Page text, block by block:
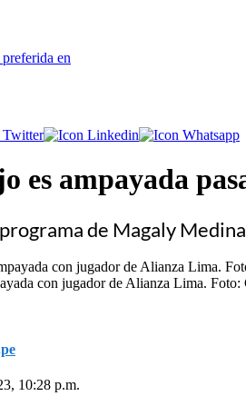
en
es ampayada
de Magaly
con jugador de Alianza Lima.
10:28 p.m.